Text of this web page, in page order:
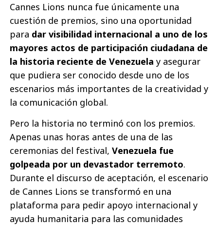
Cannes Lions nunca fue únicamente una
cuestión de premios, sino una oportunidad
para dar visibilidad internacional a uno de los
mayores actos de participación ciudadana de
la historia reciente de Venezuela y asegurar
que pudiera ser conocido desde uno de los
escenarios más importantes de la creatividad y
la comunicación global.
Pero la historia no terminó con los premios.
Apenas unas horas antes de una de las
ceremonias del festival, Venezuela fue
golpeada por un devastador terremoto.
Durante el discurso de aceptación, el escenario
de Cannes Lions se transformó en una
plataforma para pedir apoyo internacional y
ayuda humanitaria para las comunidades